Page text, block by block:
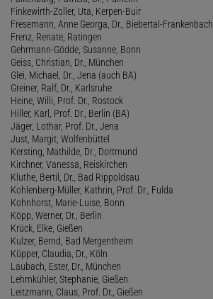
Finkewirth-Zoller, Uta, Kerpen-Buir
Fresemann, Anne Georga, Dr., Biebertal-Frankenbach
Frenz, Renate, Ratingen
Gehrmann-Gödde, Susanne, Bonn
Geiss, Christian, Dr., München
Glei, Michael, Dr., Jena (auch BA)
Greiner, Ralf, Dr., Karlsruhe
Heine, Willi, Prof. Dr., Rostock
Hiller, Karl, Prof. Dr., Berlin (BA)
Jäger, Lothar, Prof. Dr., Jena
Just, Margit, Wolfenbüttel
Kersting, Mathilde, Dr., Dortmund
Kirchner, Vanessa, Reiskirchen
Kluthe, Bertil, Dr., Bad Rippoldsau
Kohlenberg-Müller, Kathrin, Prof. Dr., Fulda
Kohnhorst, Marie-Luise, Bonn
Köpp, Werner, Dr., Berlin
Krück, Elke, Gießen
Kulzer, Bernd, Bad Mergentheim
Küpper, Claudia, Dr., Köln
Laubach, Ester, Dr., München
Lehmkühler, Stephanie, Gießen
Leitzmann, Claus, Prof. Dr., Gießen